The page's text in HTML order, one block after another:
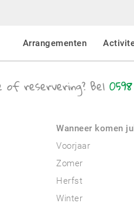
Arrangementen
of reservering? Bel
Wanneer komen
Voorjaar
Zomer
Herfst
Winter